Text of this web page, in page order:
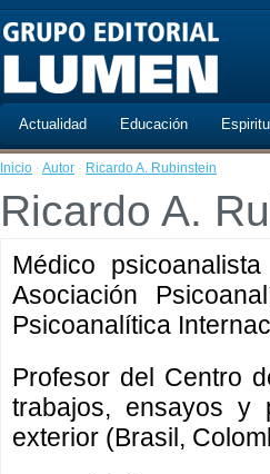
Actualidad Educación
Inicio · Autor · Ricardo A. Rubinstein
Ricardo A.
Médico
Asociación
Psicoanalítica
Profesor del Centro
trabajos, ensayos y
exterior (Brasil,